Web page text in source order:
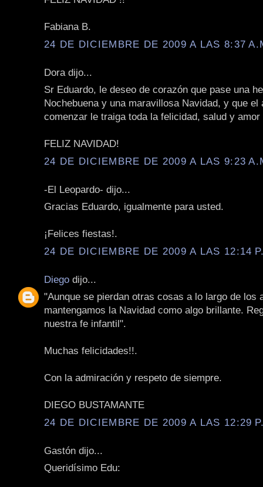
Fabiana B.
24 DE DICIEMBRE DE 2009 A LAS 8:37
Dora dijo...
Sr Eduardo, le deseo de corazón que pase una
Nochebuena y una maravillosa Navidad, y que el
comenzar le traiga toda la felicidad, salud y
FELIZ NAVIDAD!
24 DE DICIEMBRE DE 2009 A LAS 9:23
-El Leopardo- dijo...
Gracias Eduardo, igualmente para usted.
¡Felices fiestas!.
24 DE DICIEMBRE DE 2009 A LAS 12:14
Diego dijo...
"Aunque se pierdan otras cosas a lo largo de los
mantengamos la Navidad como algo brillante.
nuestra fe infantil".
Muchas felicidades!!.
Con la admiración y respeto de siempre.
DIEGO BUSTAMANTE
24 DE DICIEMBRE DE 2009 A LAS 12:29
Gastón dijo...
Queridísimo Edu: